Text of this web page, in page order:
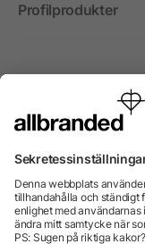
Profilprodukter